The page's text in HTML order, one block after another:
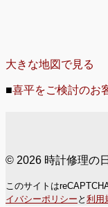
大きな地図で見る
■喜平をご検討のお
© 2026 時計修理の
このサイトは
イバシーポリシー と 利用